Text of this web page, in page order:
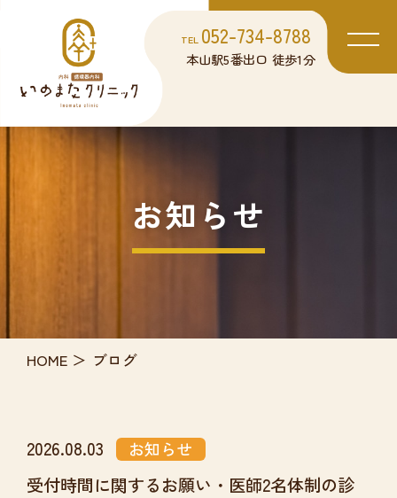
TEL 052-734-8788
本山駅5番出口 徒歩1分
お知らせ
HOME ブログ
2026.08.03 お知らせ
受付時間に関するお願い・医師2名体制の診